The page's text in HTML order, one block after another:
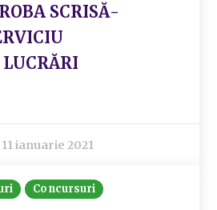
SCRISĂ-
11 ianuarie 2021
Concursuri